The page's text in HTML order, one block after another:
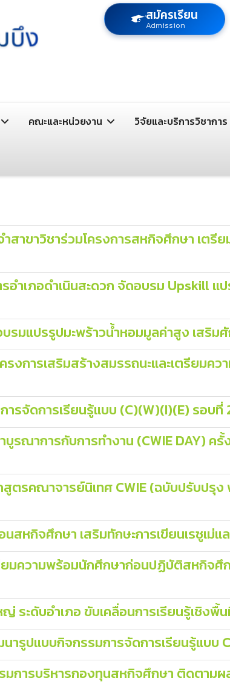
สมัครเรียน
Admission
คณะและหน่วยงาน วิจัยและบริการวิชาการ
าขาวิชาร่วมโครงการสหกิจศึกษา เตรี
เภอดำเนินสะดวก จัดอบรม Upskill แ
มแปรรูปมะพร้าวน้ำหอมมูลค่าสูง เสริม
การเสริมสร้างสมรรถนะและเตรียมค
จัดการเรียนรู้แบบ (C)(W)(I)(E) รอบที่
ณาการกับการทำงาน (CWIE DAY) ครั้
รคณาจารย์นิเทศ CWIE (ฉบับปรับปรุ
หกิจศึกษา เสริมทักษะการเขียนเรซูเม่
มความพร้อมนักศึกษาก่อนปฏิบัติสหกิจศึ
ะดับอำเภอ ขับเคลื่อนการเรียนรู้เชิงพื้
รูปแบบกิจกรรมการจัดการเรียนรู้แบบ
การบริหารกองทุนสหกิจศึกษา ติดตามผ